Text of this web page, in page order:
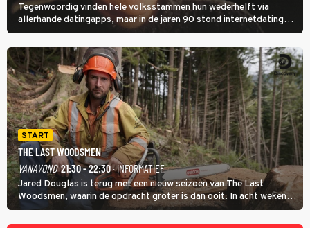
Tegenwoordig vinden hele volksstammen hun wederhelft via
allerhande datingapps, maar in de jaren 90 stond internetdating
nog in de kinderschoenen. In de film You've Got Mail zie je dat
terug.
START
THE LAST WOODSMEN
VANAVOND 21:30 - 22:30· INFORMATIEF
Jared Douglas is terug met een nieuw seizoen van The Last
Woodsmen, waarin de opdracht groter is dan ooit. In acht weken
tijd probeert hij een miljoen dollar bij elkaar te vergaren om de
toekomst van het houthakkersbedrijf te verzekeren.